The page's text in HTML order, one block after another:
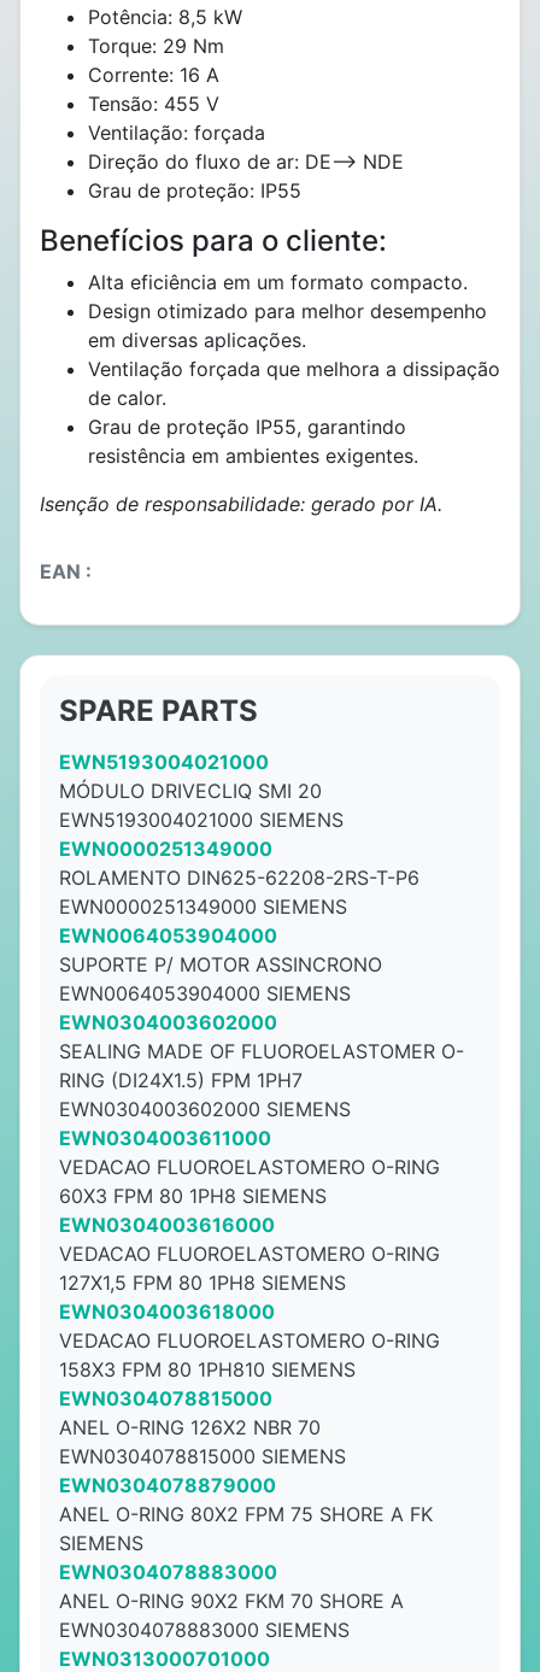
Potência: 8,5 kW
Torque: 29 Nm
Corrente: 16 A
Tensão: 455 V
Ventilação: forçada
Direção do fluxo de ar: DE--> NDE
Grau de proteção: IP55
Benefícios para o cliente:
Alta eficiência em um formato compacto.
Design otimizado para melhor desempenho
em diversas aplicações.
Ventilação forçada que melhora a dissipação
de calor.
Grau de proteção IP55, garantindo
resistência em ambientes exigentes.
Isenção de responsabilidade: gerado por IA.
EAN :
SPARE PARTS
EWN5193004021000
MÓDULO DRIVECLIQ SMI 20
EWN5193004021000 SIEMENS
EWN0000251349000
ROLAMENTO DIN625-62208-2RS-T-P6
EWN0000251349000 SIEMENS
EWN0064053904000
SUPORTE P/ MOTOR ASSINCRONO
EWN0064053904000 SIEMENS
EWN0304003602000
SEALING MADE OF FLUOROELASTOMER O-
RING (DI24X1.5) FPM 1PH7
EWN0304003602000 SIEMENS
EWN0304003611000
VEDACAO FLUOROELASTOMERO O-RING
60X3 FPM 80 1PH8 SIEMENS
EWN0304003616000
VEDACAO FLUOROELASTOMERO O-RING
127X1,5 FPM 80 1PH8 SIEMENS
EWN0304003618000
VEDACAO FLUOROELASTOMERO O-RING
158X3 FPM 80 1PH810 SIEMENS
EWN0304078815000
ANEL O-RING 126X2 NBR 70
EWN0304078815000 SIEMENS
EWN0304078879000
ANEL O-RING 80X2 FPM 75 SHORE A FK
SIEMENS
EWN0304078883000
ANEL O-RING 90X2 FKM 70 SHORE A
EWN0304078883000 SIEMENS
EWN0313000701000